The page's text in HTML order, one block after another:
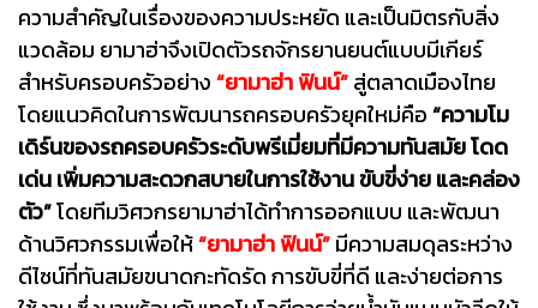
ความสำคัญในเรื่องของความประหยัด และเป็นมิตรกับสิ่ง
แวดล้อม ยามาฮ่าจึงเปิดตัวรถจักรยานยนต์แบบมีเกียร์
สำหรับครอบครัวอย่าง“ยามาฮ่า ฟินน์”สู่ตลาดเมืองไทย
โดยแนวคิดในการพัฒนารถครอบครัวยุคใหม่คือ“ความโม
เดิร์นของรถครอบครัวระดับพรีเมี่ยมที่มีความทันสมัย โดด
เด่น เพิ่มความสะดวกสบายในการใช้งาน ขับขี่ง่าย และคล่อง
ตัว”โดยทีมวิศวกรยามาฮ่าได้ทำการออกแบบ และพัฒนา
ด้านวิศวกรรมเพื่อให้“ยามาฮ่า ฟินน์”มีความสมดุลระหว่าง
ดีไซน์ที่ทันสมัยขนาดกะทัดรัด การขับขี่ที่ดี และง่ายต่อการ